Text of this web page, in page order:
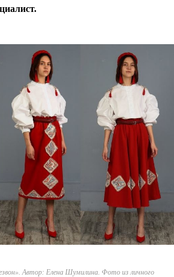
Автор: Елена Шумилина. Фото из личного